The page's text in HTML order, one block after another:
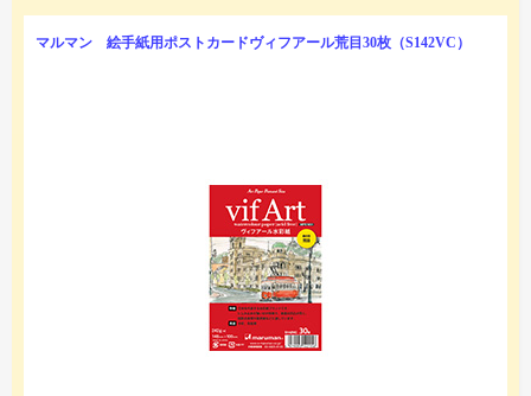
マルマン 絵手紙用ポストカードヴィフアール荒目30枚（S142VC）